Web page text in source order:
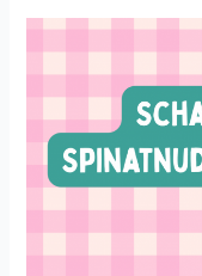
Scharfe
vegan